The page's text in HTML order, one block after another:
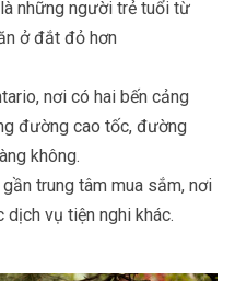
những người trẻ tuổi từ
ở đắt đỏ hơn
nơi có hai bến cảng
đường cao tốc, đường
không.
trung tâm mua sắm, nơi
vụ tiện nghi khác.